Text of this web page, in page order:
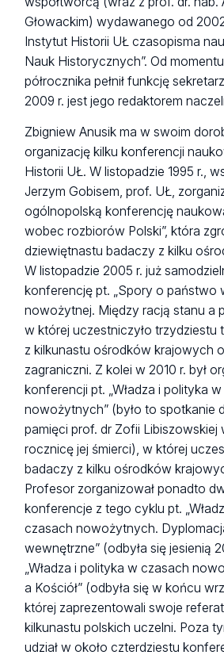
Głowackim) wydawanego od
Instytut Historii UŁ czasopisma
Nauk Historycznych”. Od
półrocznika pełnił funkcję
2009 r. jest jego redaktorem
Zbigniew Anusik ma w swoim
organizację kilku konferencji
Historii UŁ. W listopadzie 1995 r.,
Jerzym Gobisem, prof. UŁ,
ogólnopolską konferencję
wobec rozbiorów Polski”, która
dziewiętnastu badaczy z kilku
W listopadzie 2005 r. już
konferencję pt. „Spory o państwo
nowożytnej. Między racją stanu a
w której uczestniczyło trzydziestu
z kilkunastu ośrodków krajowych
zagraniczni. Z kolei w 2010 r. był
konferencji pt. „Władza i polityka
nowożytnych” (było to spotkanie
pamięci prof. dr Zofii Libiszowskiej
rocznicę jej śmierci), w której
badaczy z kilku ośrodków
Profesor zorganizował ponadto
konferencje z tego cyklu pt.
czasach nowożytnych.
wewnętrzne” (odbyła się jesienią
„Władza i polityka w czasach
a Kościół” (odbyła się w końcu
której zaprezentowali swoje
kilkunastu polskich uczelni. Poza
udział w około czterdziestu